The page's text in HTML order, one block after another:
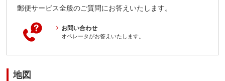
郵便サービス全般のご質問にお答えいたします。
お問い合わせ
オペレータがお答えいたします。
地図